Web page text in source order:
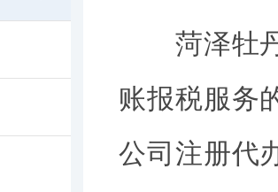
菏泽牡丹
账报税服务
公司注册代